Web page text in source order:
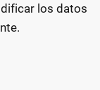
los datos